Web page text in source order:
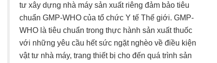
tư xây dựng nhà máy sản xuất riêng đảm bảo tiêu
chuẩn GMP-WHO của tổ chức Y tế Thế giới. GMP-
WHO là tiêu chuẩn trong thực hành sản xuất thuốc
với những yêu cầu hết sức ngặt nghèo về điều kiện
vật tư nhà máy, trang thiết bị cho đến quá trình sản